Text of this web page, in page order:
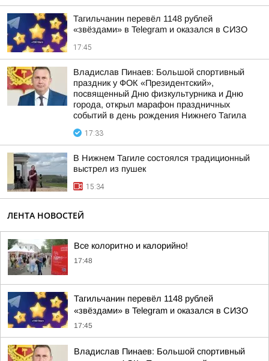
Тагильчанин перевёл 1148 рублей
«звёздами» в Telegram и оказался в СИЗО
17:45
Владислав Пинаев: Большой спортивный
праздник у ФОК «Президентский»,
посвященный Дню физкультурника и Дню
города, открыл марафон праздничных
событий в день рождения Нижнего Тагила
17:33
В Нижнем Тагиле состоялся традиционный
выстрел из пушек
15:34
ЛЕНТА НОВОСТЕЙ
Все колоритно и калорийно!
17:48
Тагильчанин перевёл 1148 рублей
«звёздами» в Telegram и оказался в СИЗО
17:45
Владислав Пинаев: Большой спортивный